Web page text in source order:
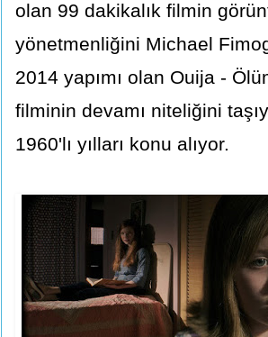
olan 99 dakikalık filmin
yönetmenliğini Michael
2014 yapımı olan Ouija -
filminin devamı niteliğini
1960'lı yılları konu alıyor.